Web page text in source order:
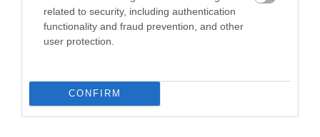
related to security, including authentication
functionality and fraud prevention, and other
user protection.
CONFIRM
This Simple Trick Removes All Parasites From
Your Body!
More